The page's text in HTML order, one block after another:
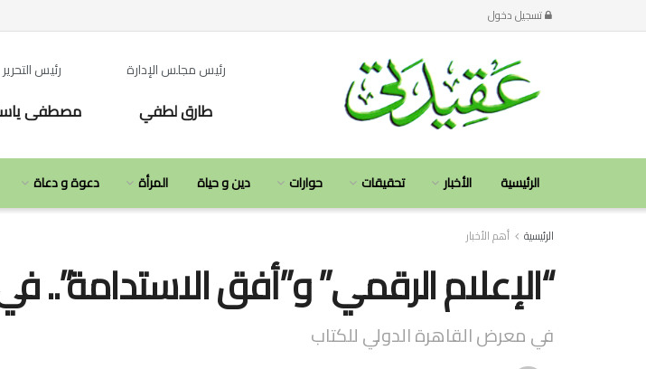
تسجيل دخول
رئيس مجلس الإدارة
طارق لطفي
رئيس التحرير
مصطفى
الرئيسية الأخبار تحقيقات حوارات دين و حياة المرأة دعوة و دعاة
الرئيسية أهم الأخبار
“الإعلام الرقمي” و”أفق الاستدامة”..
في معرض القاهرة الدولي للكتاب